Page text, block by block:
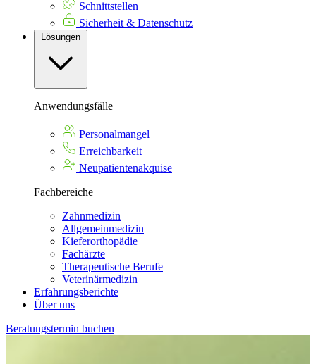
Schnittstellen
Sicherheit & Datenschutz
Lösungen
Anwendungsfälle
Personalmangel
Erreichbarkeit
Neupatientenakquise
Fachbereiche
Zahnmedizin
Allgemeinmedizin
Kieferorthopädie
Fachärzte
Therapeutische Berufe
Veterinärmedizin
Erfahrungsberichte
Über uns
Beratungstermin buchen